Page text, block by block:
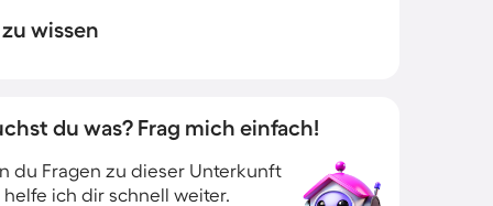
wissen
du was? Frag mich einfach!
du Fragen zu dieser Unterkunft
helfe ich dir schnell weiter.